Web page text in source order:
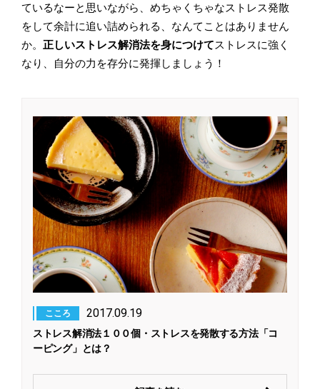
ているなーと思いながら、めちゃくちゃなストレス発散
をして余計に追い詰められる、なんてことはありません
か。 正しいストレス解消法を身につけてストレスに強く
なり、自分の力を存分に発揮しましょう！
こころ 2017.09.19
ストレス解消法１００個・ストレスを発散する方法「コ
ーピング」とは？